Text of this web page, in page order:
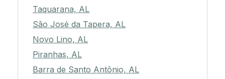
Taquarana, AL
São José da Tapera, AL
Novo Lino, AL
Piranhas, AL
Barra de Santo Antônio, AL